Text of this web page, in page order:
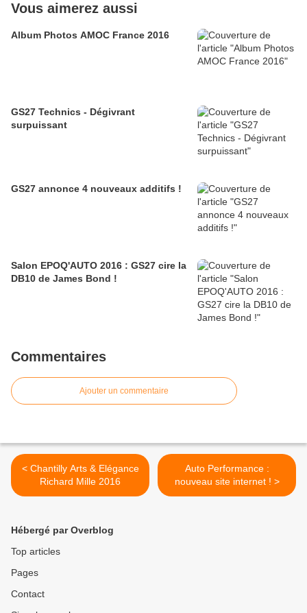
Vous aimerez aussi
Album Photos AMOC France 2016
GS27 Technics - Dégivrant
surpuissant
GS27 annonce 4 nouveaux additifs !
Salon EPOQ'AUTO 2016 : GS27 cire la
DB10 de James Bond !
Commentaires
Ajouter un commentaire
< Chantilly Arts & Elégance
Richard Mille 2016
Auto Performance :
nouveau site internet ! >
Hébergé par Overblog
Top articles
Pages
Contact